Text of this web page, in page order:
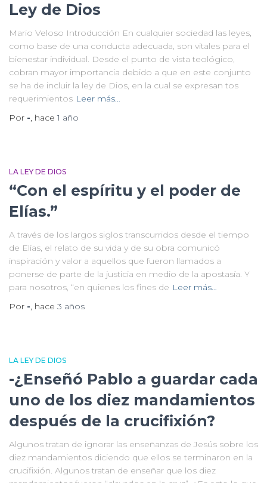
Ley de Dios
Mario Veloso Introducción En cualquier sociedad las leyes,
como base de una conducta adecuada, son vitales para el
bienestar individual. Desde el punto de vista teológico,
cobran mayor im­portancia debido a que en este conjunto
se ha de incluir la ley de Dios, en la cual se expresan tos
requerimientos Leer más…
Por -, hace1 año
LA LEY DE DIOS
“Con el espíritu y el poder de
Elías.”
A través de los largos siglos transcurridos desde el tiempo
de Elías, el relato de su vida y de su obra comunicó
inspiración y valor a aquellos que fueron llamados a
ponerse de parte de la justicia en medio de la apostasía. Y
para nosotros, “en quienes los fines de Leer más…
Por -, hace 3 años
LA LEY DE DIOS
-¿Enseñó Pablo a guardar cada
uno de los diez mandamientos
después de la crucifixión?
Algunos tratan de ignorar las enseñanzas de Jesús sobre los
diez mandamientos diciendo que ellos se terminaron en la
crucifixión. Algunos tratan de enseñar que los diez